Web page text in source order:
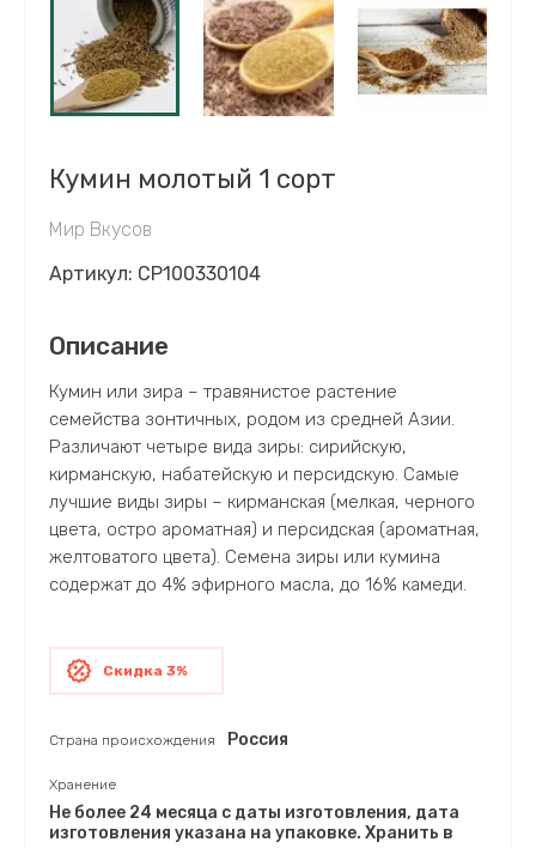
Кумин молотый 1 сорт
Мир Вкусов
Артикул: CP100330104
Описание
Кумин или зира – травянистое растение
семейства зонтичных, родом из средней Азии.
Различают четыре вида зиры: сирийскую,
кирманскую, набатейскую и персидскую. Самые
лучшие виды зиры – кирманская (мелкая, черного
цвета, остро ароматная) и персидская (ароматная,
желтоватого цвета). Семена зиры или кумина
содержат до 4% эфирного масла, до 16% камеди.
Скидка 3%
Страна происхождения Россия
Хранение
Не более 24 месяца с даты изготовления, дата
изготовления указана на упаковке. Хранить в